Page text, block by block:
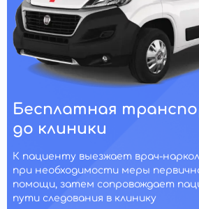
Бесплатная
до клиники
К пациенту выезжает врач-
при необходимости меры
помощи, затем сопровождает
пути следования в клинику